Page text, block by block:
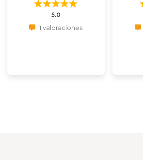
5.0
1 valoraciones